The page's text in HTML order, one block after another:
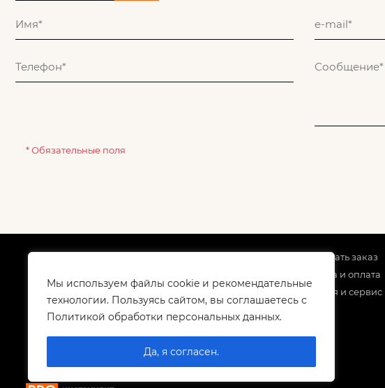
Мы используем файлы cookie и рекомендательные
технологии. Пользуясь сайтом, вы соглашаетесь с
Политикой обработки персональных данных.
Да, я согласен.
* Обязательные поля
Корпоративным клиентам
Контакты
Как сделать заказ
Доставка и оплата
Гарантия и сервис